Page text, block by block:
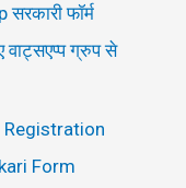
फॉर्म
वाट्सएप्प ग्रुप से
Registration
Form